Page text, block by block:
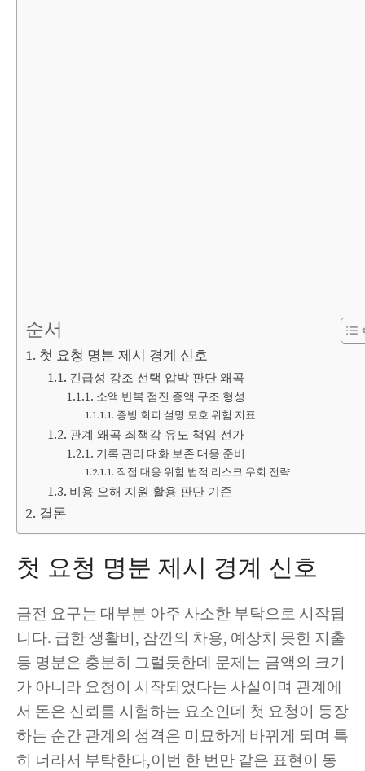
순서
첫 요청 명분 제시 경계 신호
긴급성 강조 선택 압박 판단 왜곡
소액 반복 점진 증액 구조 형성
증빙 회피 설명 모호 위험 지표
관계 왜곡 죄책감 유도 책임 전가
기록 관리 대화 보존 대응 준비
직접 대응 위험 법적 리스크 우회 전략
비용 오해 지원 활용 판단 기준
결론
첫 요청 명분 제시 경계 신호
금전 요구는 대부분 아주 사소한 부탁으로 시작됩
니다. 급한 생활비, 잠깐의 차용, 예상치 못한 지출
등 명분은 충분히 그럴듯한데 문제는 금액의 크기
가 아니라 요청이 시작되었다는 사실이며 관계에
서 돈은 신뢰를 시험하는 요소인데 첫 요청이 등장
하는 순간 관계의 성격은 미묘하게 바뀌게 되며 특
히 너라서 부탁한다,이번 한 번만 같은 표현이 동